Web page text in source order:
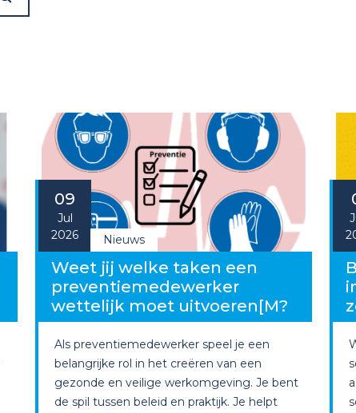
09
Jul
2026
Nieuws
Weet jij welke taken een
preventiemedewerker
wettelijk moet uitvoeren[M?
Als preventiemedewerker speel je een
belangrijke rol in het creëren van een
gezonde en veilige werkomgeving. Je bent
de spil tussen beleid en praktijk. Je helpt